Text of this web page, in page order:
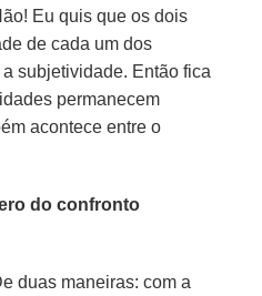
Eu quis que os dois
de cada um dos
subjetividade. Então fica
permanecem
acontece entre o
do confronto
duas maneiras: com a